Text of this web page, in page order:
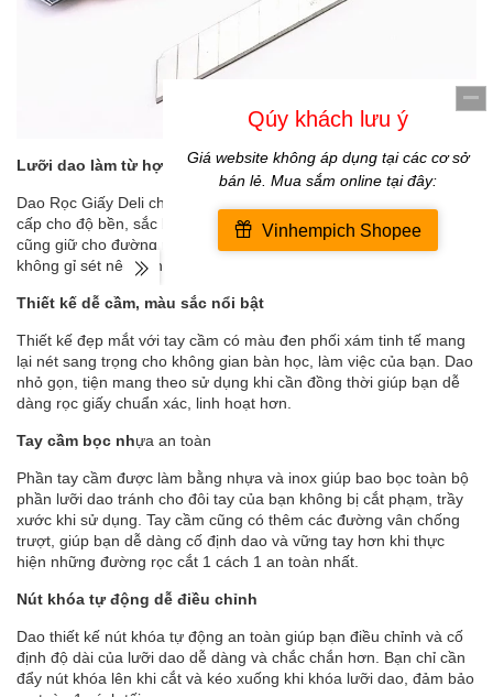
Lưỡi dao làm từ hợp kim thép cao cấp
Dao Rọc Giấy Deli chế tác lưỡi dao từ chất liệu hợp kim thép cao
cấp cho độ bền, sắc bén và độ khía sâu hoàn hảo. Chất liệu này
cũng giữ cho đường rọc trở nên trơn tru, chính xác hơn. Lưỡi dao
không gỉ sét nên bạn có thể yên tâm sử dụng lâu dài.
Thiết kế dễ cầm, màu sắc nổi bật
Thiết kế đẹp mắt với tay cầm có màu đen phối xám tinh tế mang
lại nét sang trọng cho không gian bàn học, làm việc của bạn. Dao
nhỏ gọn, tiện mang theo sử dụng khi cần đồng thời giúp bạn dễ
dàng rọc giấy chuẩn xác, linh hoạt hơn.
Tay cầm bọc nhựa an toàn
Phần tay cầm được làm bằng nhựa và inox giúp bao bọc toàn bộ
phần lưỡi dao tránh cho đôi tay của bạn không bị cắt phạm, trầy
xước khi sử dụng. Tay cầm cũng có thêm các đường vân chống
trượt, giúp bạn dễ dàng cố định dao và vững tay hơn khi thực
hiện những đường rọc cắt 1 cách 1 an toàn nhất.
Nút khóa tự động dễ điều chỉnh
Dao thiết kế nút khóa tự động an toàn giúp bạn điều chỉnh và cố
định độ dài của lưỡi dao dễ dàng và chắc chắn hơn. Bạn chỉ cần
đẩy nút khóa lên khi cắt và kéo xuống khi khóa lưỡi dao, đảm bảo